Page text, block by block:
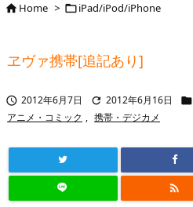
Home > iPad/iPod/iPhone
ヱヴァ携帯[追記あり]
 2012年6月7日  2012年6月16日 
アニメ・コミック , 携帯・デジカメ
